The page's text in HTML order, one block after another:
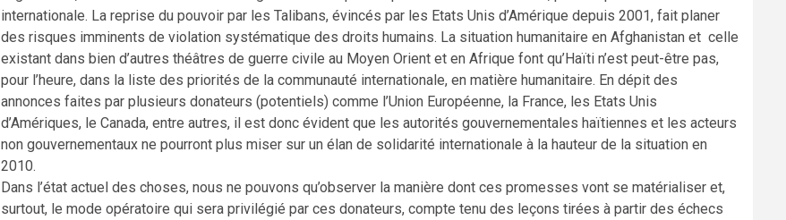
internationale. La reprise du pouvoir par les Talibans, évincés par les Etats Unis d’Amérique depuis 2001, fait planer
des risques imminents de violation systématique des droits humains. La situation humanitaire en Afghanistan et celle
existant dans bien d’autres théâtres de guerre civile au Moyen Orient et en Afrique font qu’Haïti n’est peut-être pas,
pour l’heure, dans la liste des priorités de la communauté internationale, en matière humanitaire. En dépit des
annonces faites par plusieurs donateurs (potentiels) comme l’Union Européenne, la France, les Etats Unis
d’Amériques, le Canada, entre autres, il est donc évident que les autorités gouvernementales haïtiennes et les acteurs
non gouvernementaux ne pourront plus miser sur un élan de solidarité internationale à la hauteur de la situation en
2010.
Dans l’état actuel des choses, nous ne pouvons qu’observer la manière dont ces promesses vont se matérialiser et,
surtout, le mode opératoire qui sera privilégié par ces donateurs, compte tenu des leçons tirées à partir des échecs